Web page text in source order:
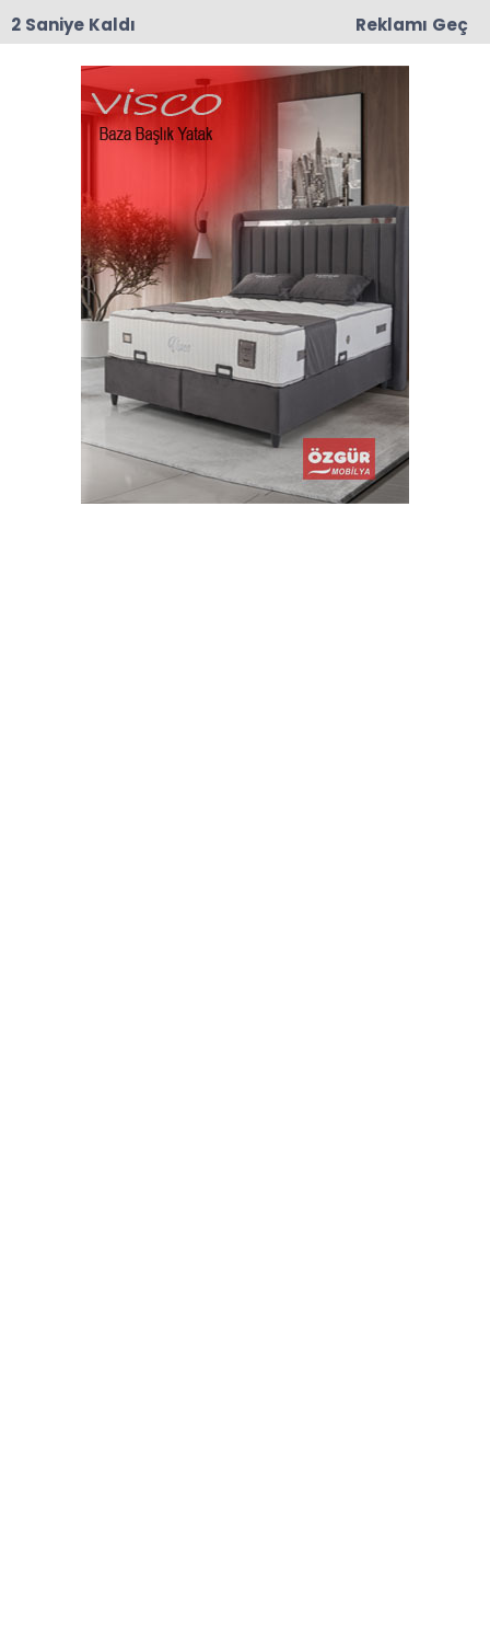
16:04Taşova’da Kahraman Gazilerin İsimleri
Sokaklarda Yaşatılacak
Anasayfa DESTEK
Taşova Kaymakamı Salih
Kartal’dan Destek Köyüne
Ziyaret
17-11-2025 16:58
Abone Ol
Reklamı Geç
1 Saniye Kaldı